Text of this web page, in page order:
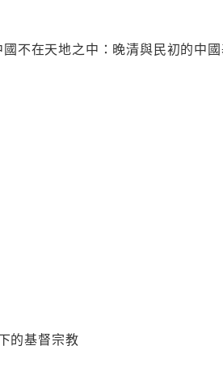
不在天地之中：晚清與民初的中
的基督宗教